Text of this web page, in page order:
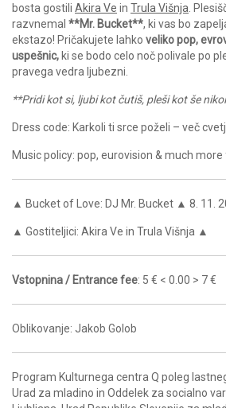
bosta gostili Akira Ve in Trula Višnja .
razvnemal **Mr. Bucket**, ki vas bo
ekstazo! Pričakujete lahko veliko pop,
uspešnic, ki se bodo celo noč polivale po
pravega vedra ljubezni.
**Pridi kot si, ljubi kot čutiš, pleši kot še
Dress code: Karkoli ti srce poželi – več
Music policy: pop, eurovision & much
▲ Bucket of Love: DJ Mr. Bucket ▲ 8. 11.
▲ Gostiteljici: Akira Ve in Trula Višnja ▲
Vstopnina / Entrance fee: 5 € < 0.00 > 7 €
Oblikovanje: Jakob Golob
Program Kulturnega centra Q poleg
Urad za mladino in Oddelek za socialno